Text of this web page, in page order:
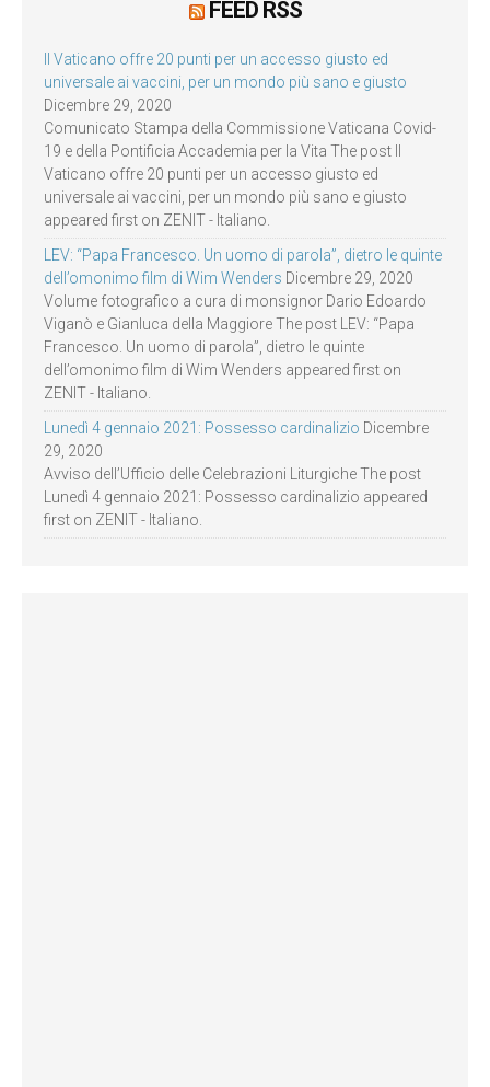
FEED RSS
Il Vaticano offre 20 punti per un accesso giusto ed
universale ai vaccini, per un mondo più sano e giusto
Dicembre 29, 2020
Comunicato Stampa della Commissione Vaticana Covid-
19 e della Pontificia Accademia per la Vita The post Il
Vaticano offre 20 punti per un accesso giusto ed
universale ai vaccini, per un mondo più sano e giusto
appeared first on ZENIT - Italiano.
LEV: “Papa Francesco. Un uomo di parola”, dietro le quinte
dell’omonimo film di Wim Wenders Dicembre 29, 2020
Volume fotografico a cura di monsignor Dario Edoardo
Viganò e Gianluca della Maggiore The post LEV: “Papa
Francesco. Un uomo di parola”, dietro le quinte
dell’omonimo film di Wim Wenders appeared first on
ZENIT - Italiano.
Lunedì 4 gennaio 2021: Possesso cardinalizio Dicembre
29, 2020
Avviso dell’Ufficio delle Celebrazioni Liturgiche The post
Lunedì 4 gennaio 2021: Possesso cardinalizio appeared
first on ZENIT - Italiano.